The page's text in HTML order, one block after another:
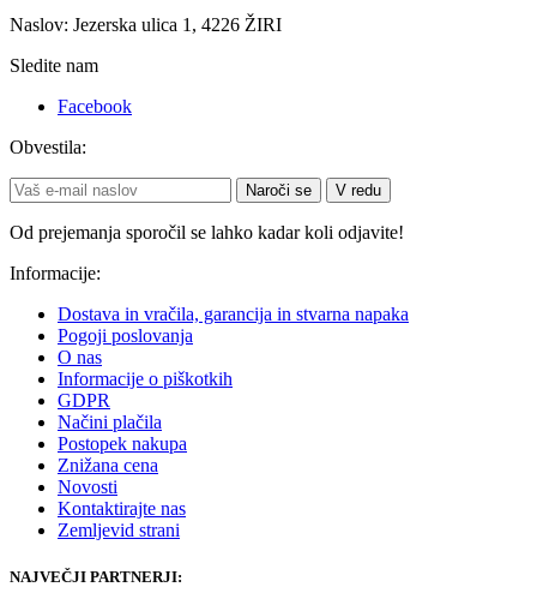
Naslov: Jezerska ulica 1, 4226 ŽIRI
Sledite nam
Facebook
Obvestila:
Naroči se V redu
Od prejemanja sporočil se lahko kadar koli odjavite!
Informacije:
Dostava in vračila, garancija in stvarna napaka
Pogoji poslovanja
O nas
Informacije o piškotkih
GDPR
Načini plačila
Postopek nakupa
Znižana cena
Novosti
Kontaktirajte nas
Zemljevid strani
NAJVEČJI PARTNERJI: